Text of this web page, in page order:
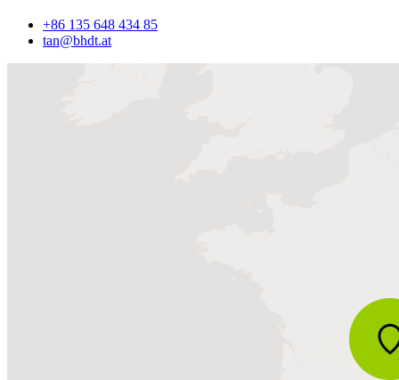
+86 135 648 434 85
tan@bhdt.at